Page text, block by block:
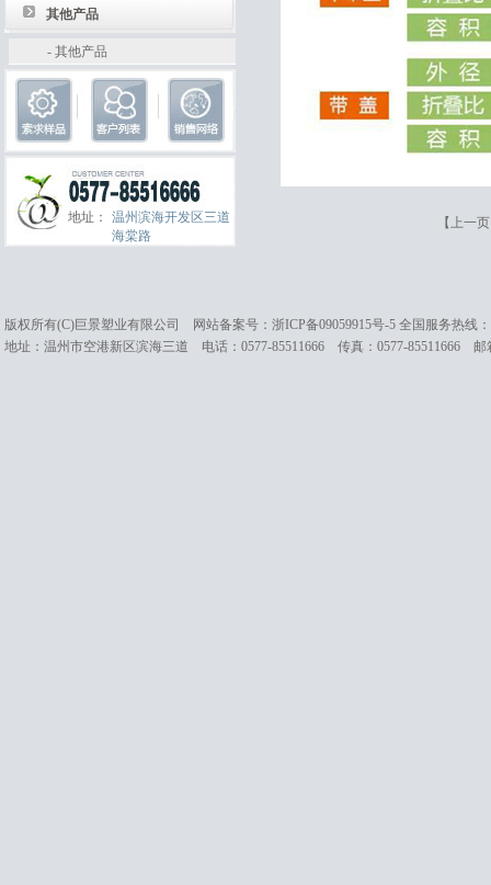
其他产品
- 其他产品
地址：
温州滨海开发区三道
海棠路
【 上一
版权所有(C)巨景塑业有限公司 网站备案号： 浙ICP备09059915号-5全国服务热线：
地址：温州市空港新区滨海三道 电话：0577-85511666 传真：0577-85511666 邮